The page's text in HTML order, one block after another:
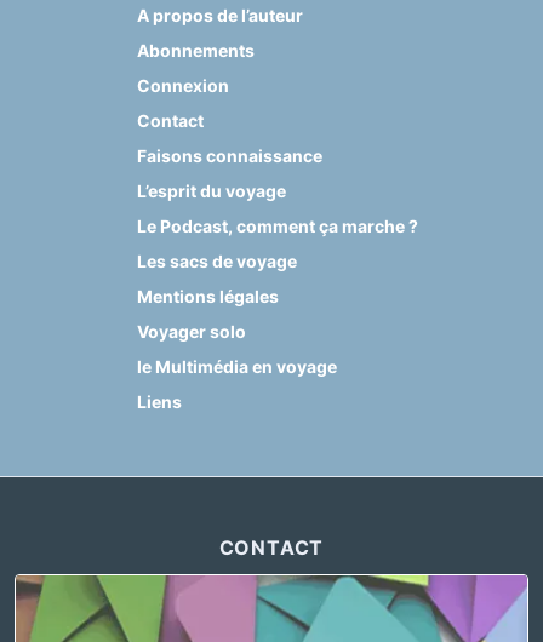
A propos de l’auteur
Abonnements
Connexion
Contact
Faisons connaissance
L’esprit du voyage
Le Podcast, comment ça marche ?
Les sacs de voyage
Mentions légales
Voyager solo
le Multimédia en voyage
Liens
CONTACT